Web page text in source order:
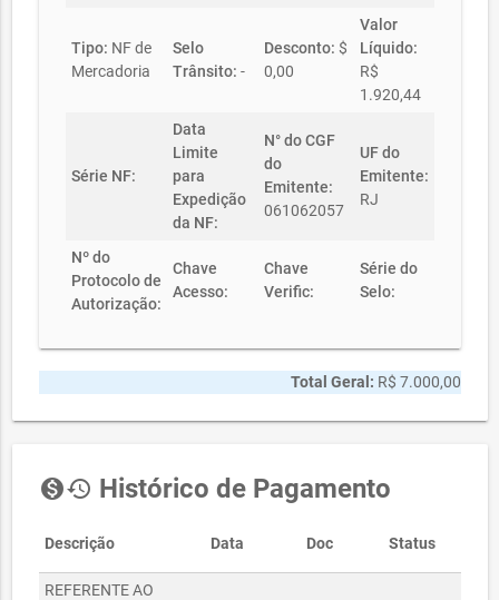
Tipo: NF de
Mercadoria
Selo
Trânsito: -
Desconto: $
0,00
Valor
Líquido:
R$
1.920,44
Série NF:
Data
Limite
para
Expedição
da NF:
N° do CGF
do
Emitente:
061062057
UF do
Emitente:
RJ
Nº do
Protocolo de
Autorização:
Chave
Acesso:
Chave
Verific:
Série do
Selo:
Total Geral: R$ 7.000,00
monetization_onhistory Histórico de Pagamento
Descrição Data Doc Status
REFERENTE AO